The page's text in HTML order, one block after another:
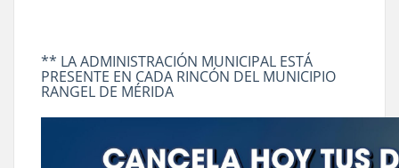
** LA ADMINISTRACIÓN MUNICIPAL ESTÁ
PRESENTE EN CADA RINCÓN DEL MUNICIPIO
RANGEL DE MÉRIDA